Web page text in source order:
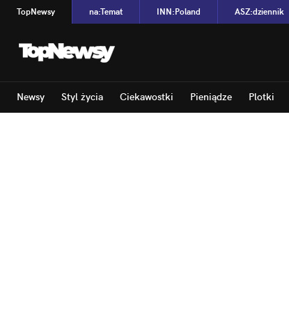
TopNewsy na:Temat INN:Poland ASZ:dziennik
Newsy Styl życia Ciekawostki Pieniądze Plotki